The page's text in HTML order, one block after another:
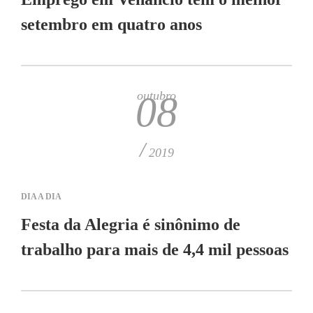
setembro em quatro anos
outubro
08
/ 2019
DIA A DIA
Festa da Alegria é sinônimo de
trabalho para mais de 4,4 mil pessoas